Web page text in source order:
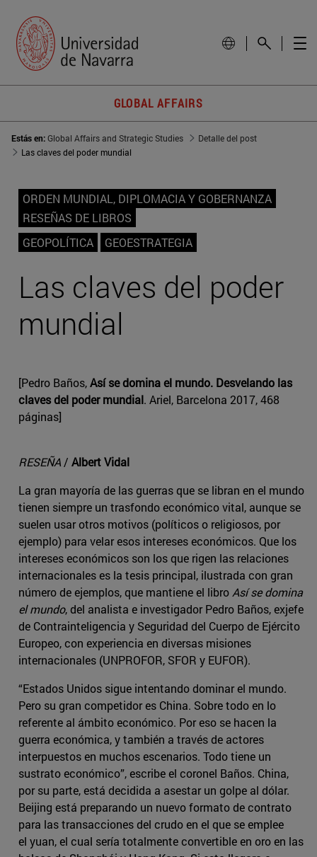
GLOBAL AFFAIRS
Estás en:Global Affairs and Strategic Studies
Detalle del post
Las claves del poder mundial
ORDEN MUNDIAL, DIPLOMACIA Y GOBERNANZA
RESEÑAS DE LIBROS
GEOPOLÍTICA
GEOESTRATEGIA
Las claves del poder
mundial
[Pedro Baños,Así se domina el mundo. Desvelando las
claves del poder mundial. Ariel, Barcelona 2017, 468
páginas]
RESEÑA / Albert Vidal
La gran mayoría de las guerras que se libran en el mundo
tienen siempre un trasfondo económico vital, aunque se
suelen usar otros motivos (políticos o religiosos, por
ejemplo) para velar esos intereses económicos. Que los
intereses económicos son los que rigen las relaciones
internacionales es la tesis principal, ilustrada con gran
número de ejemplos, que mantiene el libro Así se domina
el mundo, del analista e investigador Pedro Baños, exjefe
de Contrainteligencia y Seguridad del Cuerpo de Ejército
Europeo, con experiencia en diversas misiones
internacionales (UNPROFOR, SFOR y EUFOR).
“Estados Unidos sigue intentando dominar el mundo.
Pero su gran competidor es China. Sobre todo en lo
referente al ámbito económico. Por eso se hacen la
guerra económica, y también a través de actores
interpuestos en muchos escenarios. Todo tiene un
sustrato económico”, escribe el coronel Baños. China,
por su parte, está decidida a asestar un golpe al dólar.
Beijing está preparando un nuevo formato de contrato
para las transacciones del crudo en el que se emplee
el yuan, el cual sería totalmente convertible en oro en las